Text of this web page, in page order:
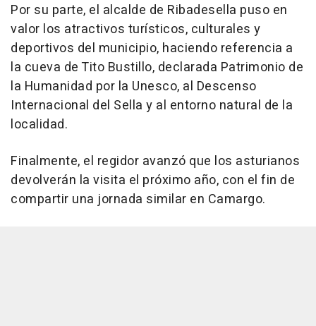
Por su parte, el alcalde de Ribadesella puso en
valor los atractivos turísticos, culturales y
deportivos del municipio, haciendo referencia a
la cueva de Tito Bustillo, declarada Patrimonio de
la Humanidad por la Unesco, al Descenso
Internacional del Sella y al entorno natural de la
localidad.
Finalmente, el regidor avanzó que los asturianos
devolverán la visita el próximo año, con el fin de
compartir una jornada similar en Camargo.